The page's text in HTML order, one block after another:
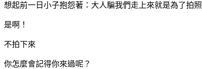
想起前一日小子抱怨著：大人騙我們走上來就是為了拍照
是啊！
不拍下來
你怎麼會記得你來過呢？